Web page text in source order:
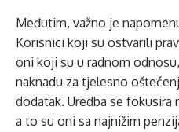
Međutim, važno je
Korisnici koji su ostvarili
oni koji su u radnom
naknadu za tjelesno
dodatak. Uredba se
a to su oni sa najnižim